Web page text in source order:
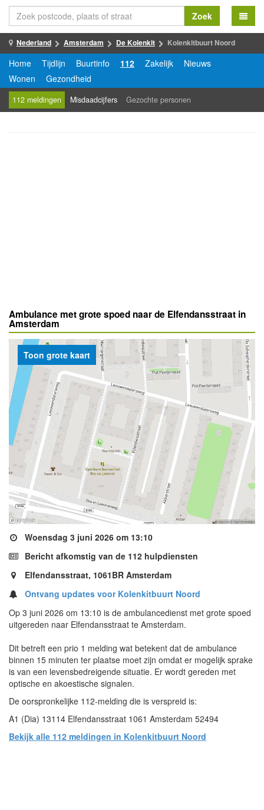
Zoek
Nederland Amsterdam De Kolenkit Kolenkitbuurt Noord
Home Tijdlijn Buurtinfo 112 Zakelijk
Nieuws
Wonen
Gezondheid
112 meldingen Misdaadcijfers Gezochte personen
Ambulance met grote spoed naar de Elfendansstraat in
Amsterdam
Woensdag 3 juni 2026 om 13:10
Bericht afkomstig van de 112 hulpdiensten
Elfendansstraat, 1061BR Amsterdam
Ontvang updates voor Kolenkitbuurt Noord
Op 3 juni 2026 om 13:10 is de ambulancedienst met grote spoed
uitgereden naar Elfendansstraat te Amsterdam.
Dit betreft een prio 1 melding wat betekent dat de ambulance
binnen 15 minuten ter plaatse moet zijn omdat er mogelijk sprake
is van een levensbedreigende situatie. Er wordt gereden met
optische en akoestische signalen.
De oorspronkelijke 112-melding die is verspreid is:
A1 (Dia) 13114 Elfendansstraat 1061 Amsterdam 52494
Bekijk alle 112 meldingen in Kolenkitbuurt Noord
Toon grote kaart